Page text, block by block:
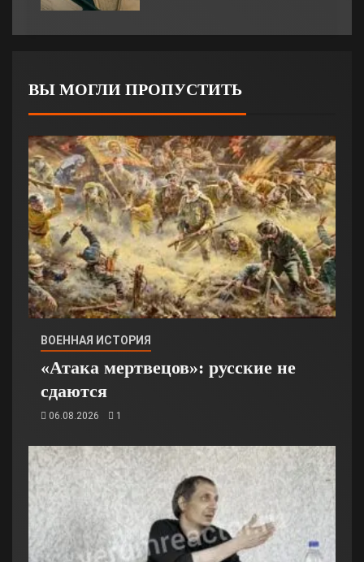
ВЫ МОГЛИ ПРОПУСТИТЬ
ВОЕННАЯ ИСТОРИЯ
«Атака мертвецов»: русские не
сдаются
06.08.2026 1